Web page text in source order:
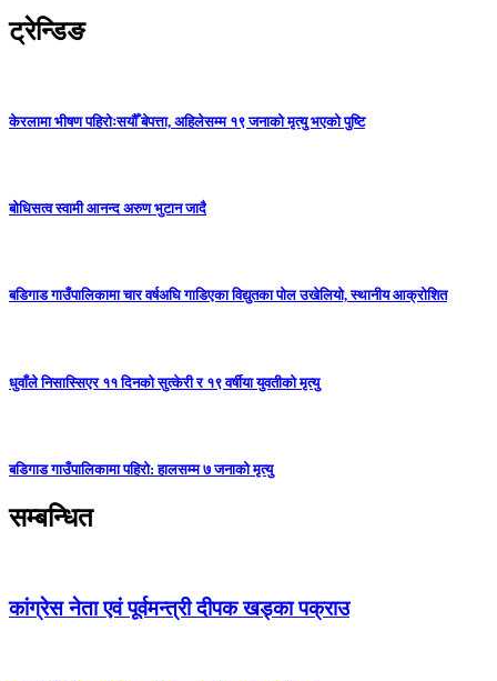
ट्रेन्डिङ
केरलामा भीषण पहिरोःसयौँ बेपत्ता, अहिलेसम्म १९ जनाको मृत्यु भएको पुष्टि
बोधिसत्व स्वामी आनन्द अरुण भुटान जादै
बडिगाड गाउँपालिकामा चार वर्षअघि गाडिएका विद्युतका पोल उखेलियो, स्थानीय आक्रोशित
धुवाँले निसास्सिएर ११ दिनको सुत्केरी र १९ वर्षीया युवतीको मृत्यु
बडिगाड गाउँपालिकामा पहिरो: हालसम्म ७ जनाको मृत्यु
सम्बन्धित
कांग्रेस नेता एवं पूर्वमन्त्री दीपक खड्का पक्राउ